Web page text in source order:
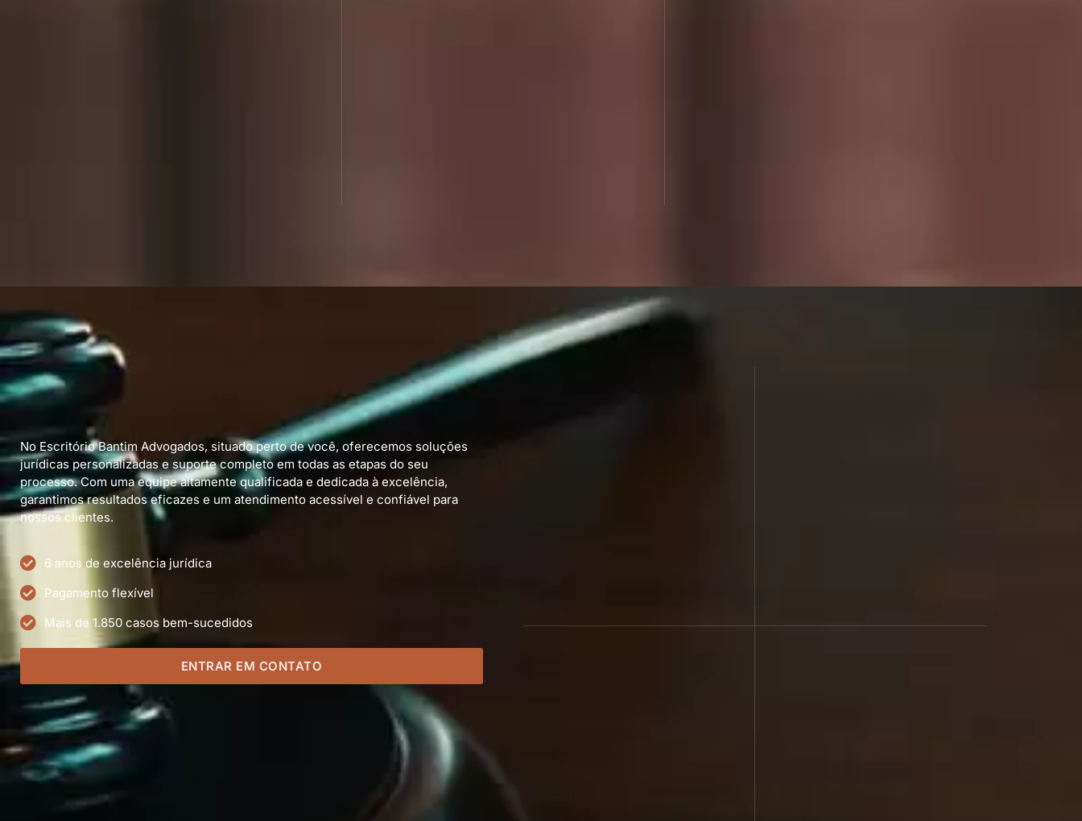
No Escritório Bantim Advogados, situado perto de você, oferecemos soluções
jurídicas personalizadas e suporte completo em todas as etapas do seu
processo. Com uma equipe altamente qualificada e dedicada à excelência,
garantimos resultados eficazes e um atendimento acessível e confiável para
nossos clientes.
6 anos de excelência jurídica
Pagamento flexível
Mais de 1.850 casos bem-sucedidos
ENTRAR EM CONTATO